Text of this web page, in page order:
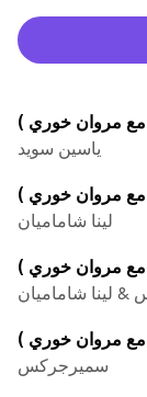
مروان خوري )
ياسين سويد
مروان خوري )
لينا شاماميان
مروان خوري )
لينا شاماميان
مروان خوري )
سميرجركس